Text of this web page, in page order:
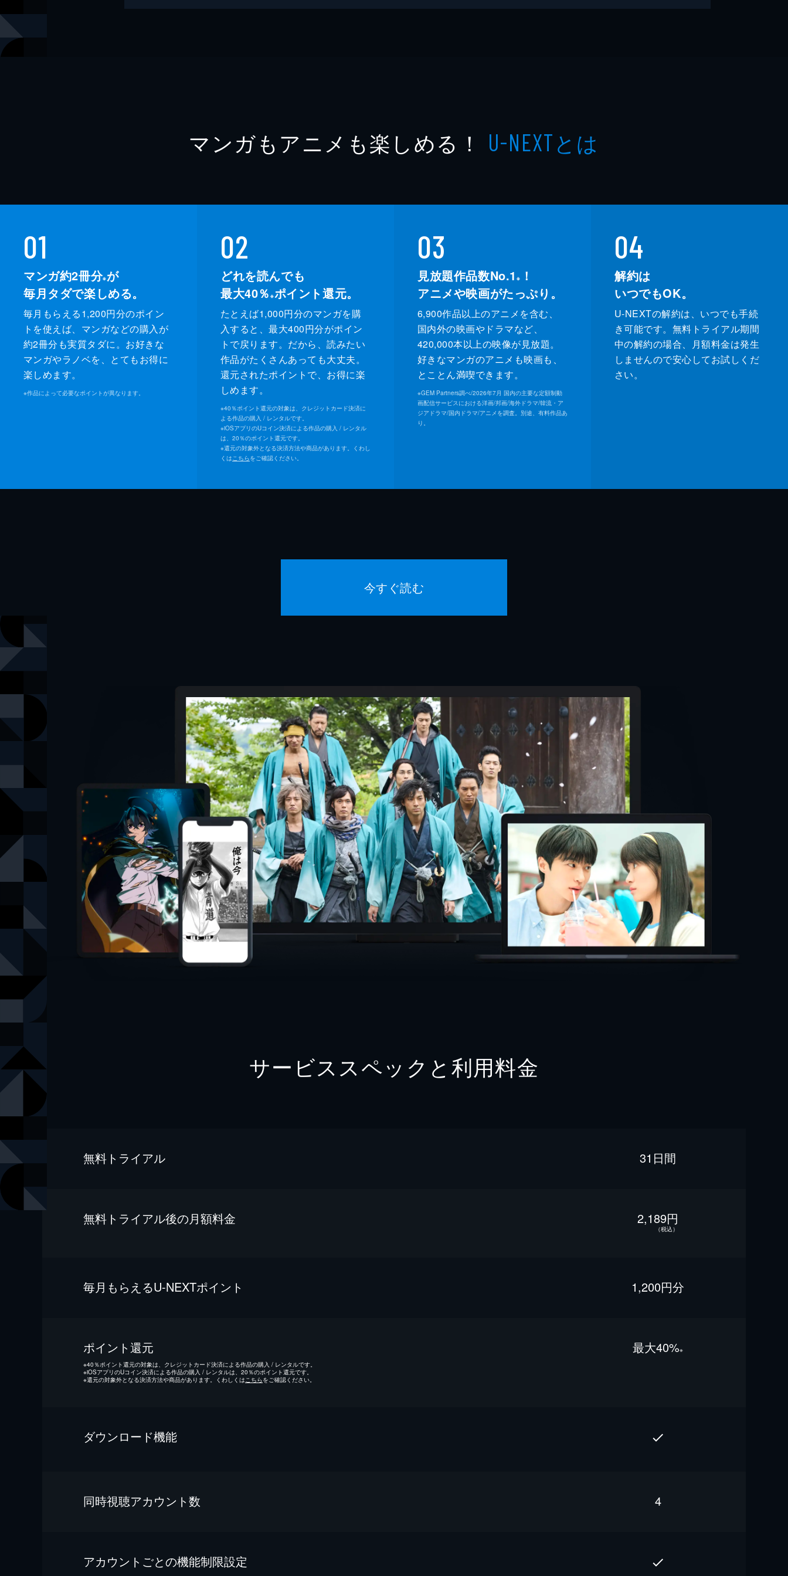
マンガもアニメも楽しめる！ U-NEXTとは
01
マンガ約2冊分※が
毎月タダで楽しめる。
毎月もらえる1,200円分のポイン
トを使えば、マンガなどの購入が
約2冊分も実質タダに。お好きな
マンガやラノベを、とてもお得に
楽しめます。
※作品によって必要なポイントが異なります。
02
どれを読んでも
最大40％ ※ポイント還元。
たとえば1,000円分のマンガを購
入すると、最大400円分がポイン
トで戻ります。だから、読みたい
作品がたくさんあっても大丈夫。
還元されたポイントで、お得に楽
しめます。
※40％ポイント還元の対象は、クレジットカード決済に
よる作品の購入 / レンタルです。
※iOSアプリのUコイン決済による作品の購入 / レンタル
は、20％のポイント還元です。
※還元の対象外となる決済方法や商品があります。くわし
くはこちらをご確認ください。
03
見放題作品数No.1 ※
！
アニメや映画がたっぷり。
6,900作品以上のアニメを含む、
国内外の映画やドラマなど、
420,000本以上の映像が見放題。
好きなマンガのアニメも映画も、
とことん満喫できます。
※GEM Partners調べ/2026年7⽉ 国内の主要な定額制動
画配信サービスにおける洋画/邦画/海外ドラマ/韓流・ア
ジアドラマ/国内ドラマ/アニメを調査。別途、有料作品あ
り。
04
解約は
いつでもOK。
U-NEXTの解約は、いつでも手続
き可能です。無料トライアル期間
中の解約の場合、月額料金は発生
しませんので安心してお試しくだ
さい。
今すぐ読む
サービススペックと利用料金
無料トライアル 31日間
無料トライアル後の⽉額料金 2,189円
（税込）
毎⽉もらえるU-NEXTポイント 1,200円分
ポイント還元 最⼤40%※
※40％ポイント還元の対象は、クレジットカード決済による作品の購入 / レンタルです。
※iOSアプリのUコイン決済による作品の購入 / レンタルは、20％のポイント還元です。
※還元の対象外となる決済方法や商品があります。くわしくはこちらをご確認ください。
ダウンロード機能
同時視聴アカウント数 4
アカウントごとの機能制限設定